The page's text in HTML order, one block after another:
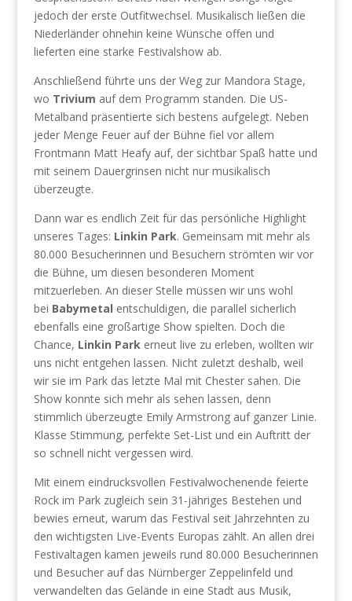
jedoch der erste Outfitwechsel. Musikalisch ließen die
Niederländer ohnehin keine Wünsche offen und
lieferten eine starke Festivalshow ab.
Anschließend führte uns der Weg zur Mandora Stage,
wo Trivium auf dem Programm standen. Die US-
Metalband präsentierte sich bestens aufgelegt. Neben
jeder Menge Feuer auf der Bühne fiel vor allem
Frontmann Matt Heafy auf, der sichtbar Spaß hatte und
mit seinem Dauergrinsen nicht nur musikalisch
überzeugte.
Dann war es endlich Zeit für das persönliche Highlight
unseres Tages: Linkin Park. Gemeinsam mit mehr als
80.000 Besucherinnen und Besuchern strömten wir vor
die Bühne, um diesen besonderen Moment
mitzuerleben. An dieser Stelle müssen wir uns wohl
bei Babymetal entschuldigen, die parallel sicherlich
ebenfalls eine großartige Show spielten. Doch die
Chance, Linkin Parkerneut live zu erleben, wollten wir
uns nicht entgehen lassen. Nicht zuletzt deshalb, weil
wir sie im Park das letzte Mal mit Chester sahen. Die
Show konnte sich mehr als sehen lassen, denn
stimmlich überzeugte Emily Armstrong auf ganzer Linie.
Klasse Stimmung, perfekte Set-List und ein Auftritt der
so schnell nicht vergessen wird.
Mit einem eindrucksvollen Festivalwochenende feierte
Rock im Park zugleich sein 31-jähriges Bestehen und
bewies erneut, warum das Festival seit Jahrzehnten zu
den wichtigsten Live-Events Europas zählt. An allen drei
Festivaltagen kamen jeweils rund 80.000 Besucherinnen
und Besucher auf das Nürnberger Zeppelinfeld und
verwandelten das Gelände in eine Stadt aus Musik,